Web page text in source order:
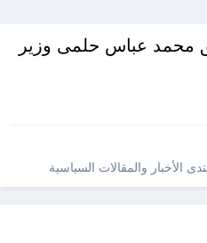
محمد عباس حلمى وزير
الأخبار والمقالات السياسية